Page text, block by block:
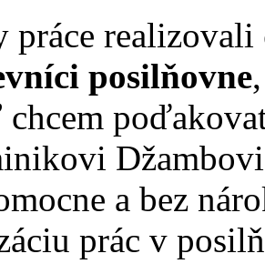
práce realizovali
posilňovne
a bez
prác v